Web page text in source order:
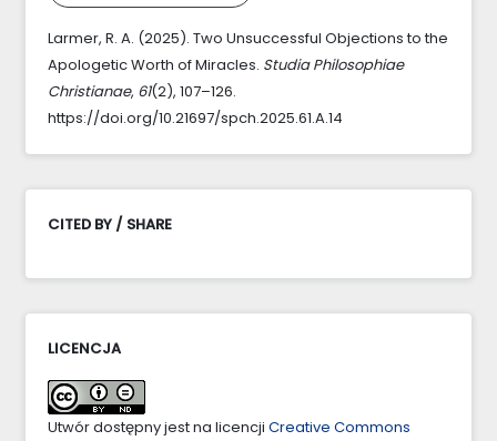
Larmer, R. A. (2025). Two Unsuccessful Objections to the
Apologetic Worth of Miracles. Studia Philosophiae
Christianae, 61(2), 107–126.
https://doi.org/10.21697/spch.2025.61.A.14
CITED BY / SHARE
LICENCJA
Utwór dostępny jest na licencji Creative Commons